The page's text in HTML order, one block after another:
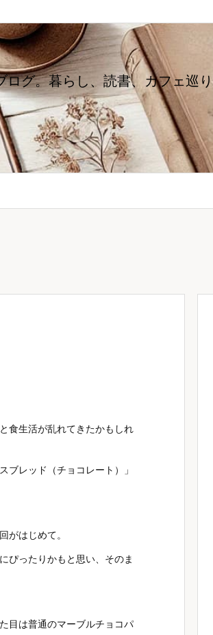
グ。暮らし、読書、カフェ巡
食生活が乱れてきたかもしれ
ブレッド（チョコレート）」
がはじめて。
ぴったりかもと思い、そのま
目は普通のマーブルチョコパ